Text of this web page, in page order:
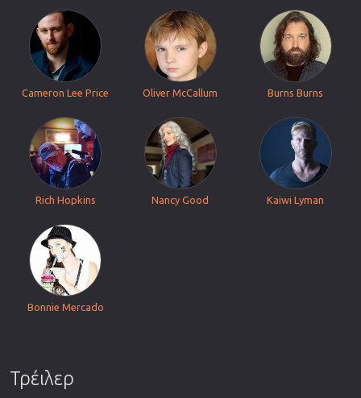
Cameron Lee Price Oliver McCallum Burns Burns
Rich Hopkins Nancy Good Kaiwi Lyman
Bonnie Mercado
Τρέιλερ